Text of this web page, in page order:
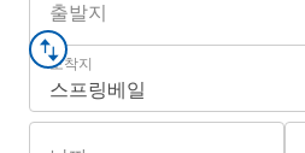
출발지
도착지
스프링베일